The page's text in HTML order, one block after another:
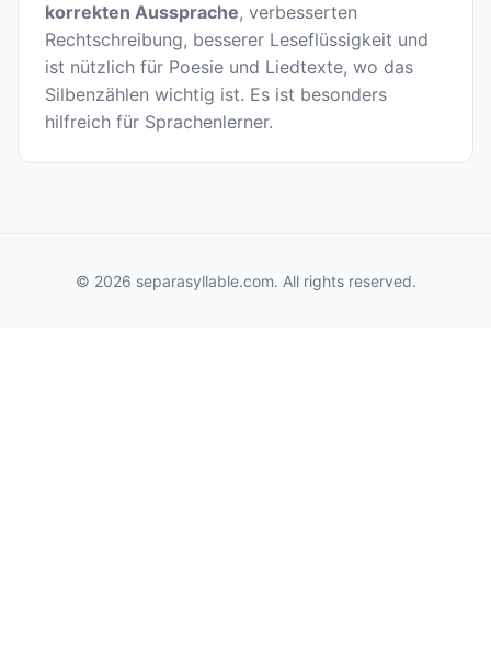
korrekten Aussprache, verbesserten
Rechtschreibung, besserer Leseflüssigkeit und
ist nützlich für Poesie und Liedtexte, wo das
Silbenzählen wichtig ist. Es ist besonders
hilfreich für Sprachenlerner.
© 2026 separasyllable.com. All rights reserved.